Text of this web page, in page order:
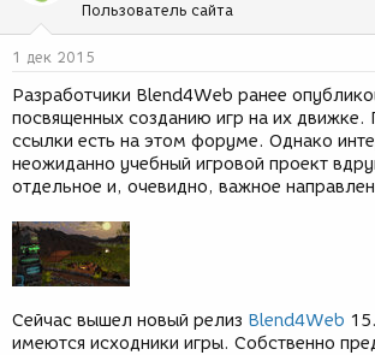
м
ы
з
д
и
я
Пользователь сайта
1 дек 2015
Разработчики Blend4Web ранее
посвященных созданию игр на их
ссылки есть на этом форуме. Однако
неожиданно учебный игровой проект
отдельное и, очевидно, важное
Сейчас вышел новый релиз Blend4Web
имеются исходники игры. Собственно